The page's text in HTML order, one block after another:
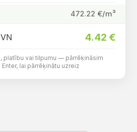
472.22 €/m³
4.42 €
platību vai tilpumu — pārrēķināsim
lai pārrēķinātu uzreiz